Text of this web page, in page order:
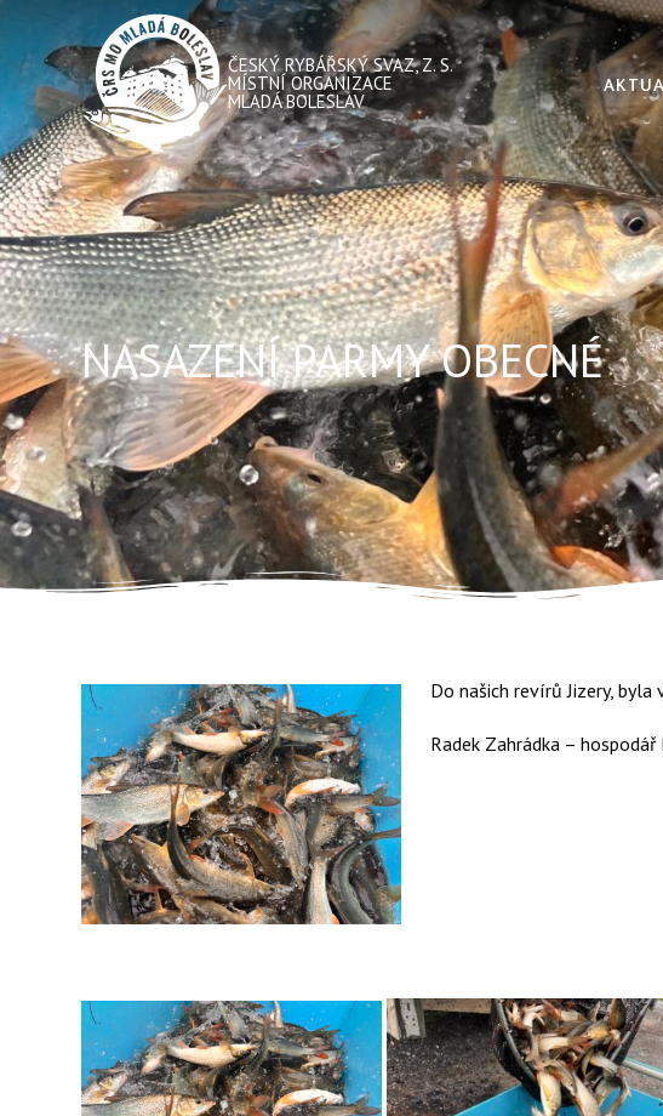
ČESKÝ RYBÁŘSKÝ SVAZ, Z. S.
MÍSTNÍ ORGANIZACE
MLADÁ BOLESLAV
NASAZENÍ PARMY OBECNÉ
Do našich revírů Jizery,
Radek Zahrádka – hospodář